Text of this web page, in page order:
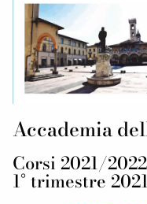
Accademia
Corsi 2021/
1° trimestre 2021